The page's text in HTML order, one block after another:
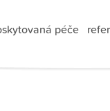
péče